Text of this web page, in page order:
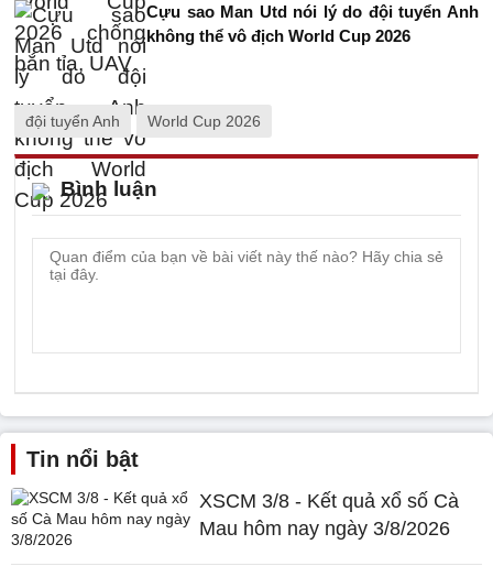
Cựu sao Man Utd nói lý do đội tuyển Anh
không thể vô địch World Cup 2026
đội tuyển Anh World Cup 2026
Bình luận
Tin nổi bật
XSCM 3/8 - Kết quả xổ số Cà
Mau hôm nay ngày 3/8/2026